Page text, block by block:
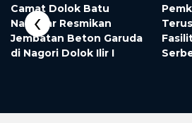
Camat Dolok Batu
Nanggar Resmikan
Jembatan Beton Garuda
di Nagori Dolok Ilir I
‹